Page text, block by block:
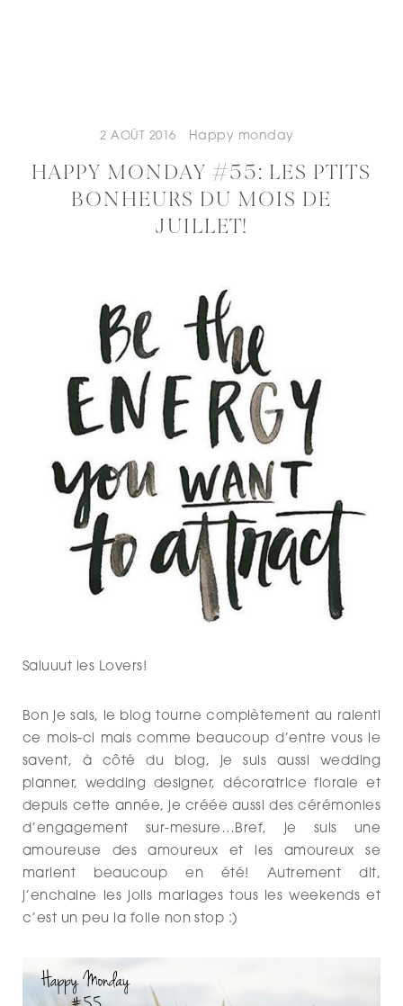
2 AOÛT 2016 Happy monday
HAPPY MONDAY #55: LES PTITS
BONHEURS DU MOIS DE
JUILLET!
Saluuut les Lovers!
Bon je sais, le blog tourne complètement au ralenti
ce mois-ci mais comme beaucoup d’entre vous le
savent, à côté du blog, je suis aussi wedding
planner, wedding designer, décoratrice florale et
depuis cette année, je créée aussi des cérémonies
d’engagement sur-mesure…Bref, je suis une
amoureuse des amoureux et les amoureux se
marient beaucoup en été! Autrement dit,
j’enchaine les jolis mariages tous les weekends et
c’est un peu la folie non stop :)